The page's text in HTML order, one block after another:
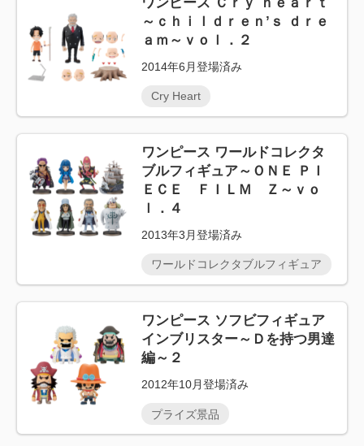
～ｃｈｉｌｄｒｅｎ’ｓ ｄｒｅ
ａｍ～ｖｏｌ．２
2014年6月登場済み
Cry Heart
ワンピース ワールドコレクタ
ブルフィギュア～ＯＮＥ ＰＩ
ＥＣＥ ＦＩＬＭ Ｚ～ｖｏ
ｌ．４
2013年3月登場済み
ワールドコレクタブルフィギュア
ワンピース ソフビフィギュア
インブリスター～Ｄを持つ男達
編～２
2012年10月登場済み
プライズ景品